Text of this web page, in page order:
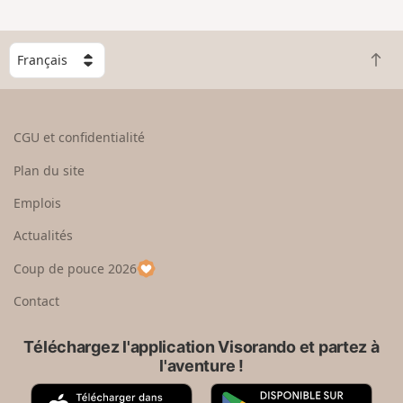
g
n
C
o
e
u
p
a
R
e
CGU et confidentialité
Plan du site
Emplois
Actualités
Coup de pouce 2026
Contact
Téléchargez l'application Visorando et partez à
l'aventure !
A
G